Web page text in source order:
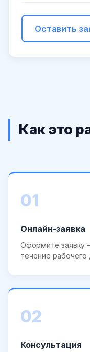
Оставить
Как это
01
Онлайн-заявка
Оформите заявку
течение рабочего
02
Консультация